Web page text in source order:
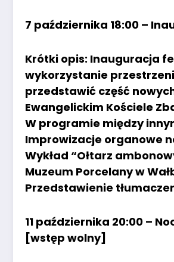
7 października 18:00 –
Krótki opis: Inauguracja
wykorzystanie
przedstawić część
Ewangelickim Kościele
W programie między
Improwizacje organowe
Wykład “Ołtarz
Muzeum Porcelany w
Przedstawienie
11 października 20:00 –
[wstęp wolny]